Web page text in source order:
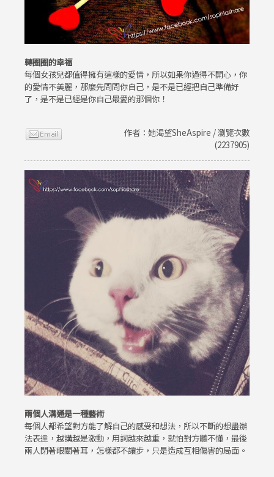
轉圈圈的幸福
每個女孩兒都值得擁有這樣的愛情，所以如果你過得不開心，你
的愛情不美麗，那麼先問問你自己，是不是已經把自己準備好
了，是不是已經是你自己最愛的那個你！
作者：她渴望SheAspire / 瀏覽次數
(2237905)
兩個人溝通是一種藝術
每個人都希望對方能了解自己的感受和想法，所以不斷的想盡辦
法表達，越講越是激動，用詞越來越重，就怕對方聽不懂，最後
兩人閉著眼關著耳，怎樣都不讓步，只是造成互相傷害的局面。